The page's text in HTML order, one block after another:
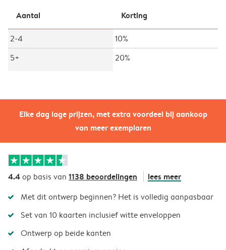
Elke dag lage prijzen, met extra voordeel bij aankoop
van meer exemplaren
Aantal Korting
2-4
10%
5+
20%
4.4op basis van 1138 beoordelingen lees meer
Met dit ontwerp beginnen? Het is volledig aanpasbaar
Set van 10 kaarten inclusief witte enveloppen
Ontwerp op beide kanten